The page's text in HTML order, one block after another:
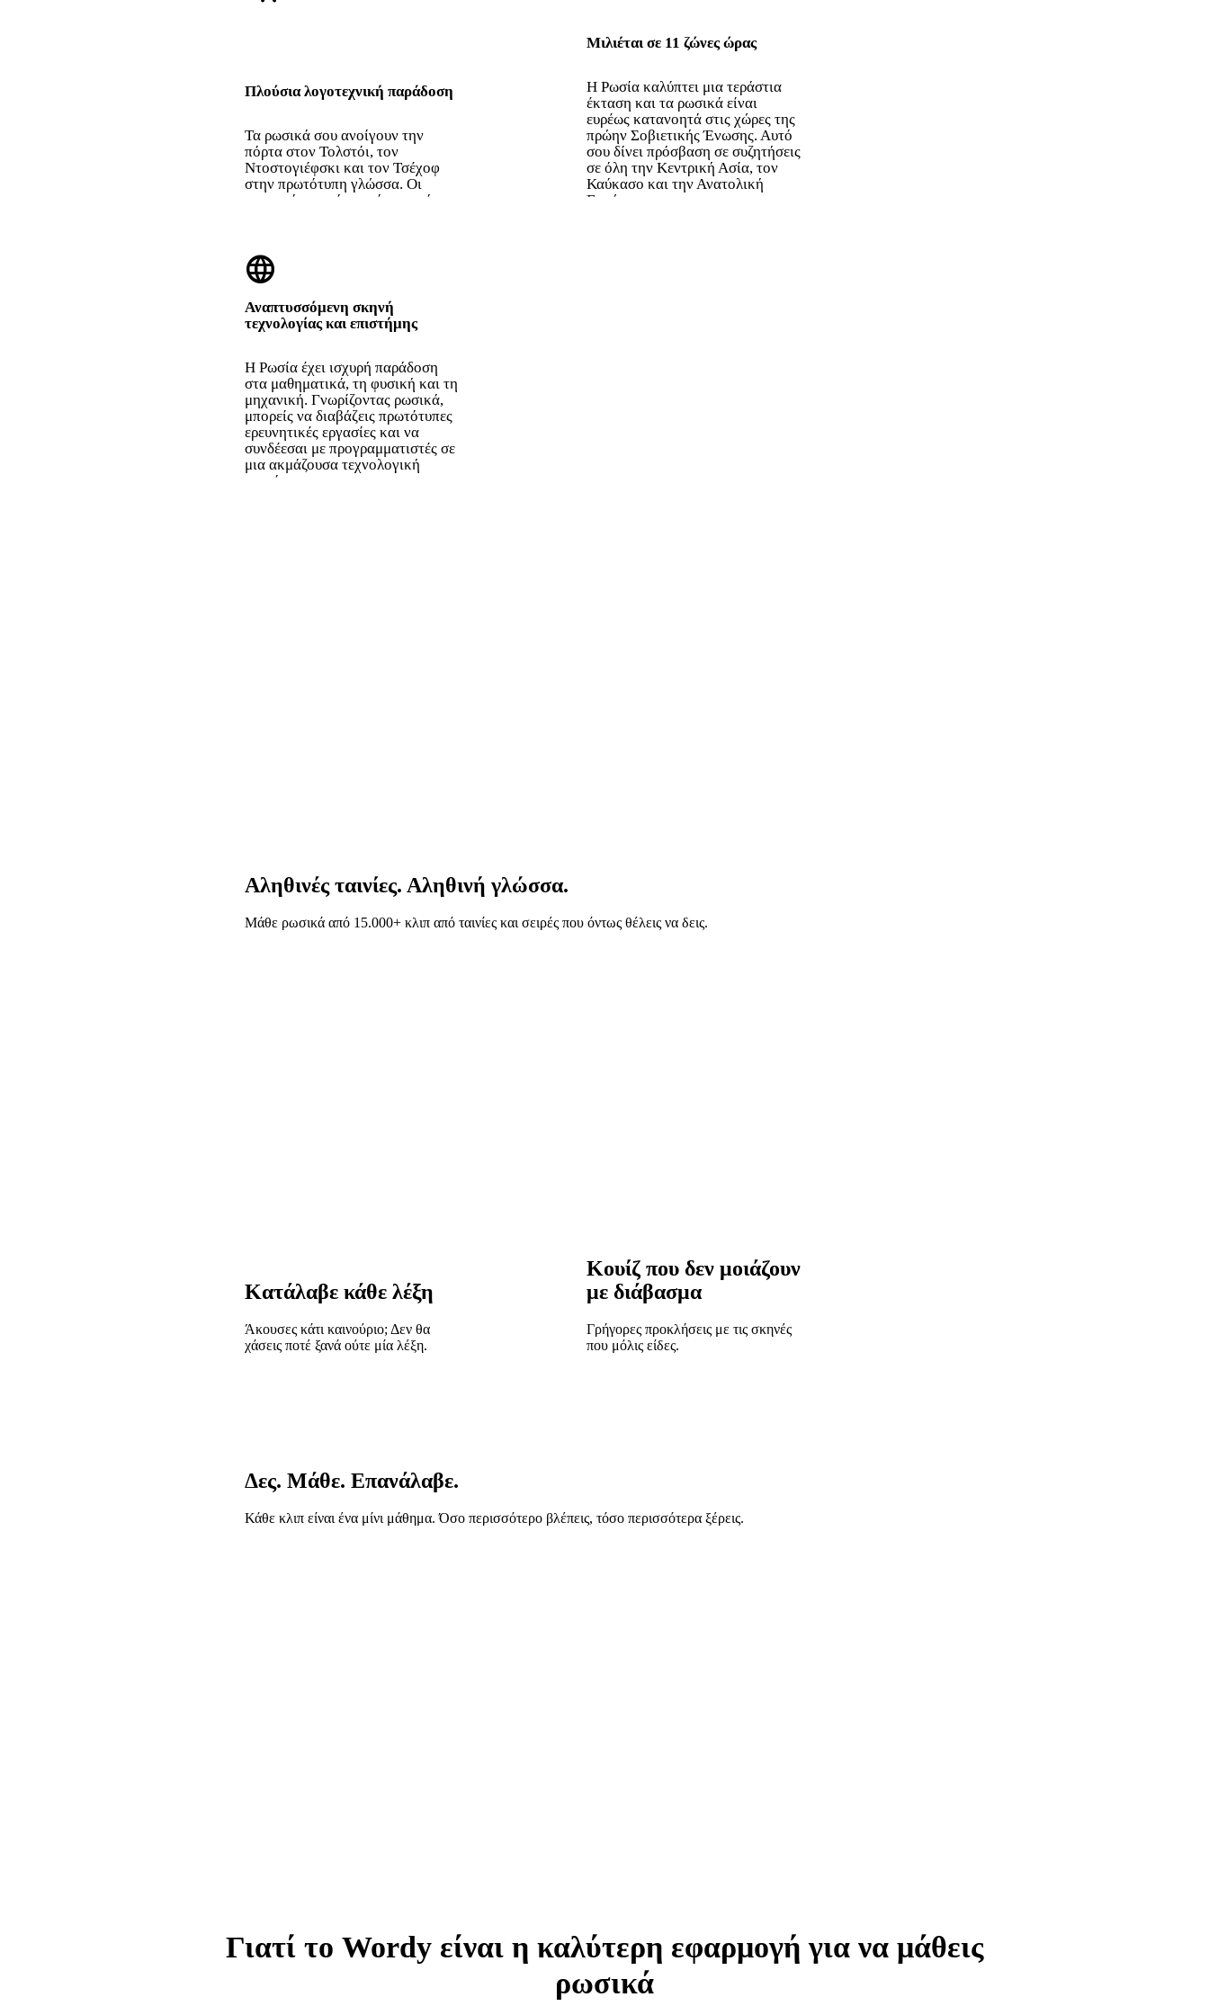
Πλούσια λογοτεχνική παράδοση
Τα ρωσικά σου ανοίγουν την
πόρτα στον Τολστόι, τον
Ντοστογιέφσκι και τον Τσέχοφ
στην πρωτότυπη γλώσσα. Οι
μεταφράσεις πάντα χάνουν κάτι.
Μιλιέται σε 11 ζώνες ώρας
Η Ρωσία καλύπτει μια τεράστια
έκταση και τα ρωσικά είναι
ευρέως κατανοητά στις χώρες της
πρώην Σοβιετικής Ένωσης. Αυτό
σου δίνει πρόσβαση σε συζητήσεις
σε όλη την Κεντρική Ασία, τον
Καύκασο και την Ανατολική
Ευρώπη.
language
Αναπτυσσόμενη σκηνή
τεχνολογίας και επιστήμης
Η Ρωσία έχει ισχυρή παράδοση
στα μαθηματικά, τη φυσική και τη
μηχανική. Γνωρίζοντας ρωσικά,
μπορείς να διαβάζεις πρωτότυπες
ερευνητικές εργασίες και να
συνδέεσαι με προγραμματιστές σε
μια ακμάζουσα τεχνολογική
κοινότητα.
Αληθινές ταινίες. Αληθινή γλώσσα.
Μάθε ρωσικά από 15.000+ κλιπ από ταινίες και σειρές που όντως θέλεις να δεις.
Κατάλαβε κάθε λέξη
Άκουσες κάτι καινούριο; Δεν θα
χάσεις ποτέ ξανά ούτε μία λέξη.
Κουίζ που δεν μοιάζουν
με διάβασμα
Γρήγορες προκλήσεις με τις σκηνές
που μόλις είδες.
Δες. Μάθε. Επανάλαβε.
Κάθε κλιπ είναι ένα μίνι μάθημα. Όσο περισσότερο βλέπεις, τόσο περισσότερα ξέρεις.
Γιατί το Wordy είναι η καλύτερη εφαρμογή για να μάθεις
ρωσικά